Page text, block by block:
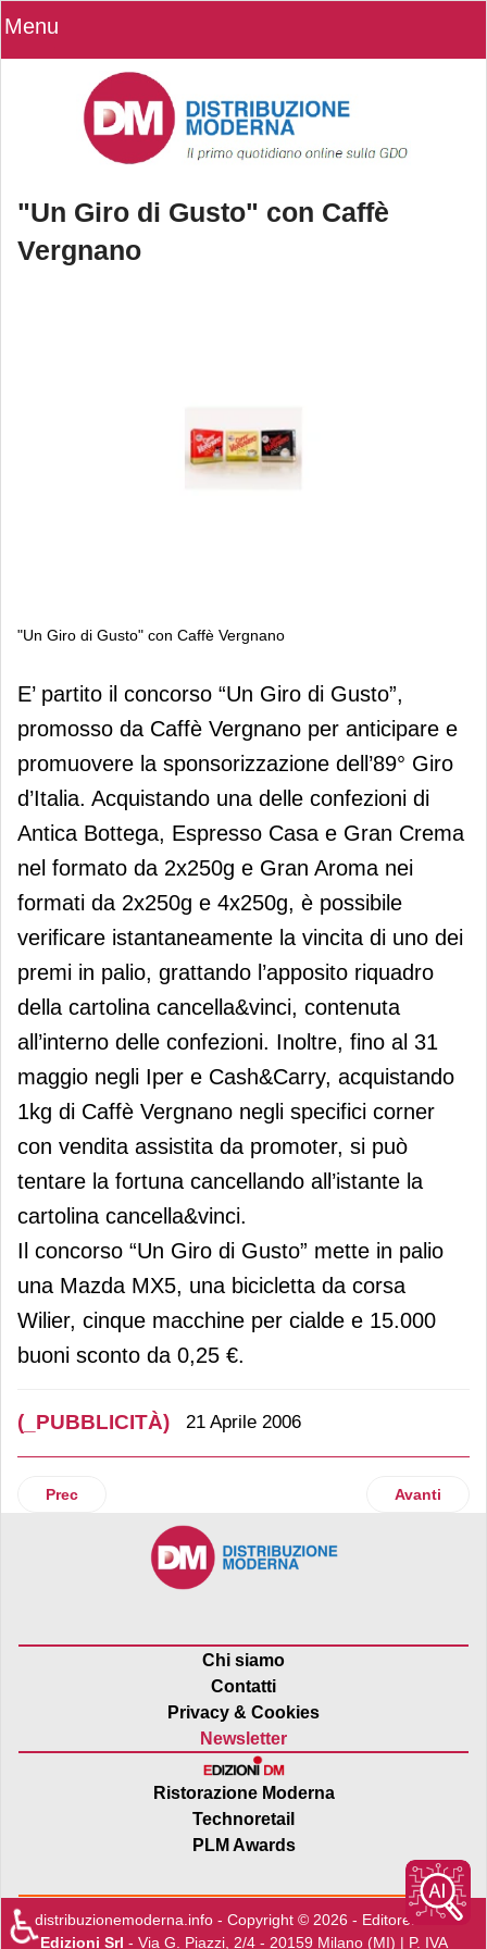
Menu
"Un Giro di Gusto" con Caffè
Vergnano
"Un Giro di Gusto" con Caffè Vergnano
"Un Giro di Gusto" con Caffè
Vergnano
E’ partito il concorso “Un Giro di Gusto”,
promosso da Caffè Vergnano per anticipare e
promuovere la sponsorizzazione dell’89° Giro
d’Italia. Acquistando una delle confezioni di
Antica Bottega, Espresso Casa e Gran Crema
nel formato da 2x250g e Gran Aroma nei
formati da 2x250g e 4x250g, è possibile
verificare istantaneamente la vincita di uno dei
premi in palio, grattando l’apposito riquadro
della cartolina cancella&vinci, contenuta
all’interno delle confezioni. Inoltre, fino al 31
maggio negli Iper e Cash&Carry, acquistando
1kg di Caffè Vergnano negli specifici corner
con vendita assistita da promoter, si può
tentare la fortuna cancellando all’istante la
cartolina cancella&vinci.
Il concorso “Un Giro di Gusto” mette in palio
una Mazda MX5, una bicicletta da corsa
Wilier, cinque macchine per cialde e 15.000
buoni sconto da 0,25 €.
(_PUBBLICITÀ) 21 Aprile 2006
Articolo precedente: Esselunga con Unicef a favore
Prec Articolo
Avanti
Chi siamo
Contatti
Privacy & Cookies
Newsletter
Ristorazione Moderna
Technoretail
PLM Awards
distribuzionemoderna.info - Copyright © 2026 - Editore:Edra
Edizioni Srl - Via G. Piazzi, 2/4 - 20159 Milano (MI) | P. IVA